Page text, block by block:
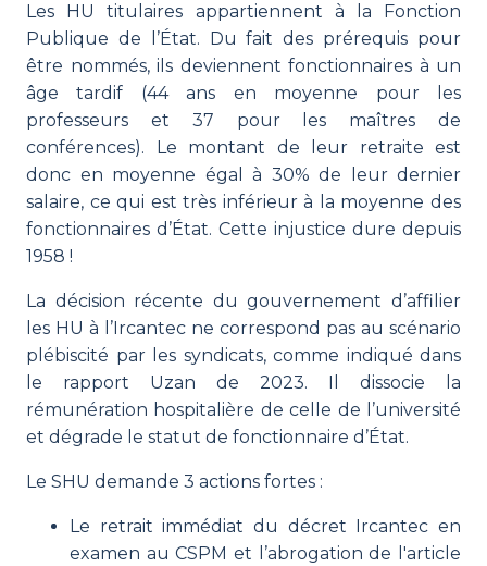
Les HU titulaires appartiennent à la Fonction
Publique de l’État. Du fait des prérequis pour
être nommés, ils deviennent fonctionnaires à un
âge tardif (44 ans en moyenne pour les
professeurs et 37 pour les maîtres de
conférences). Le montant de leur retraite est
donc en moyenne égal à 30% de leur dernier
salaire, ce qui est très inférieur à la moyenne des
fonctionnaires d’État. Cette injustice dure depuis
1958 !
La décision récente du gouvernement d’affilier
les HU à l’Ircantec ne correspond pas au scénario
plébiscité par les syndicats, comme indiqué dans
le rapport Uzan de 2023. Il dissocie la
rémunération hospitalière de celle de l’université
et dégrade le statut de fonctionnaire d’État.
Le SHU demande 3 actions fortes :
Le retrait immédiat du décret Ircantec en
examen au CSPM et l’abrogation de l'article